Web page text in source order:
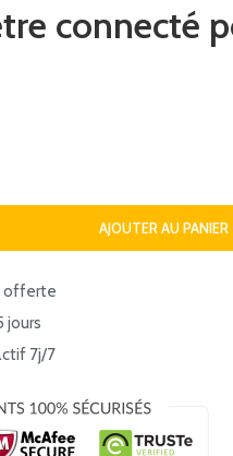
connecté
AJOUTER AU PANIER
offerte
jours
7j/7